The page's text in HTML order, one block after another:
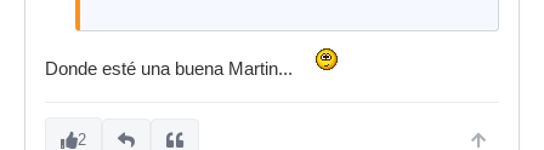
Donde esté una buena Martin...
2